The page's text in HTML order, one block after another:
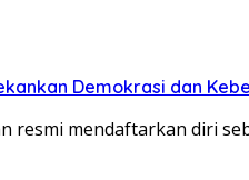
Demokrasi dan
resmi mendaftarkan diri